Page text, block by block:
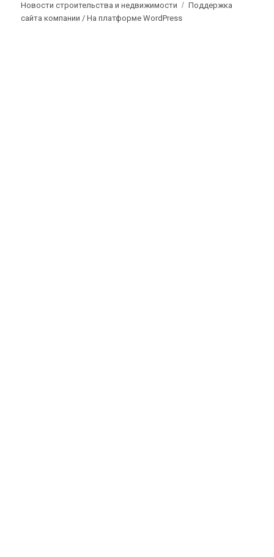
Новости строительства и недвижимости
Поддержка
сайта компании /На платформе WordPress